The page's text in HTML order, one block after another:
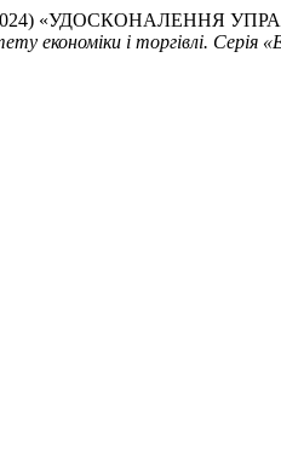
(2024)
економіки і торгівлі. Серія